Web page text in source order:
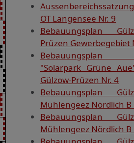
OT Langensee Nr. 9
Bebauungsplan
Prüzen Gewerbegebiet
Bebauungsplan
"Solarpark Grüne
Gülzow-Prüzen Nr. 4
Bebauungsplan
Mühlengeez Nördlich B
Bebauungsplan
Mühlengeez Nördlich B